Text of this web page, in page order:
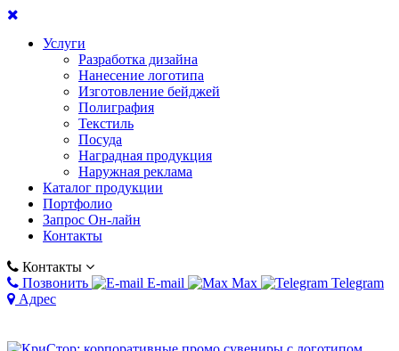
Услуги
Разработка дизайна
Нанесение логотипа
Изготовление бейджей
Полиграфия
Текстиль
Посуда
Наградная продукция
Наружная реклама
Каталог продукции
Портфолио
Запрос Он-лайн
Контакты
Контакты
Позвонить
E-mail Max
Telegram
Адрес